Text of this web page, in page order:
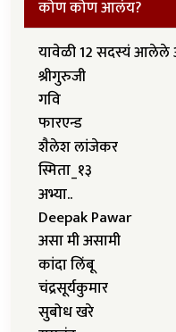
कोण कोण आलंय?
यावेळी 12 सदस्यं
श्रीगुरुजी
गवि
फारएन्ड
शैलेश लांजेकर
स्मिता_१३
अभ्या..
Deepak Pawar
असा मी असामी
कांदा लिंबू
चंद्रसूर्यकुमार
सुबोध खरे